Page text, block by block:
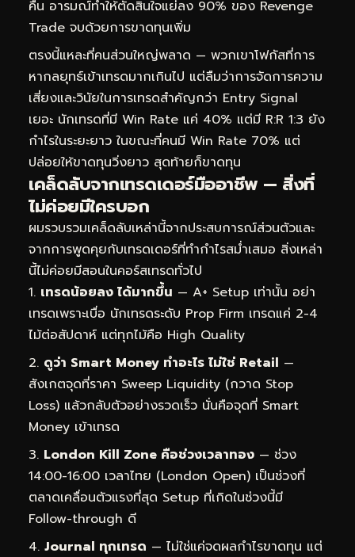
คืน อารมณ์ทำให้ตัดสินใจแย่ลง 90% ของ Revenge
Trade จบด้วยการขาดทุนเพิ่ม
ตรงนี้แหละที่คนส่วนใหญ่พลาด — พวกเขาโฟกัสที่การ
หากลยุทธ์เข้าเทรดมากเกินไป แต่ลืมว่าการจัดการความ
เสี่ยงและวินัยในการเทรดสำคัญกว่า Entry Signal
เยอะ นักเทรดที่มี Win Rate แค่ 40% แต่มี R:R 1:3 ยัง
กำไรในระยะยาว ในขณะที่คนมี Win Rate 70% แต่
ปล่อยให้ขาดทุนวิ่งยาว สุดท้ายก็ขาดทุน
เคล็ดลับจากเทรดเดอร์มืออาชีพ — สิ่งที่
ไม่ค่อยมีใครบอก
ผมรวบรวมเคล็ดลับเหล่านี้จากประสบการณ์ส่วนตัวและ
จากการพูดคุยกับเทรดเดอร์ที่ทำกำไรสม่ำเสมอ สิ่งเหล่า
นี้ไม่ค่อยมีสอนในคอร์สเทรดทั่วไป
เทรดน้อยลง ได้มากขึ้น — A+ Setup เท่านั้น อย่า
เทรดเพราะเบื่อ นักเทรดระดับ Prop Firm เทรดแค่ 2-4
ไม้ต่อสัปดาห์ แต่ทุกไม้คือ High Quality
ดูว่า Smart Money ทำอะไร ไม่ใช่ Retail —
สังเกตจุดที่ราคา Sweep Liquidity (กวาด Stop
Loss) แล้วกลับตัวอย่างรวดเร็ว นั่นคือจุดที่ Smart
Money เข้าเทรด
London Kill Zone คือช่วงเวลาทอง — ช่วง
14:00-16:00 เวลาไทย (London Open) เป็นช่วงที่
ตลาดเคลื่อนตัวแรงที่สุด Setup ที่เกิดในช่วงนี้มี
Follow-through ดี
Journal ทุกเทรด — ไม่ใช่แค่จดผลกำไรขาดทุน แต่